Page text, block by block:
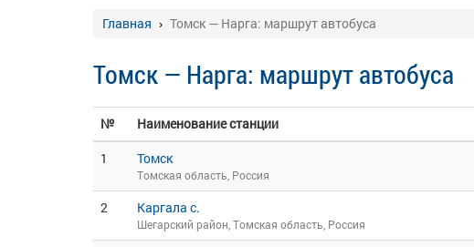
Главная Томск — Нарга: маршрут автобуса
Томск — Нарга: маршрут автобуса
№ Наименование станции
1
Томск
Томская область, Россия
2 Каргала с.
Шегарский район, Томская область, Россия